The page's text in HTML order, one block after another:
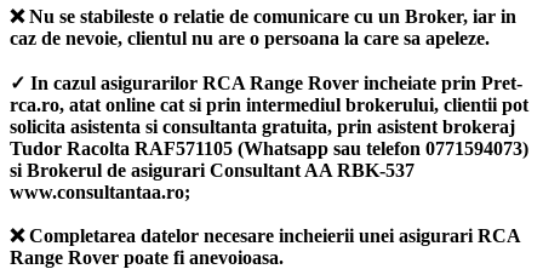
❌ Nu se stabileste o relatie de comunicare cu un Broker, iar in
caz de nevoie, clientul nu are o persoana la care sa apeleze.
✓ In cazul asigurarilor RCA Range Rover incheiate prin Pret-
rca.ro, atat online cat si prin intermediul brokerului, clientii pot
solicita asistenta si consultanta gratuita, prin asistent brokeraj
Tudor Racolta RAF571105 (Whatsapp sau telefon 0771594073)
si Brokerul de asigurari Consultant AA RBK-537
www.consultantaa.ro;
❌ Completarea datelor necesare incheierii unei asigurari RCA
Range Rover poate fi anevoioasa.